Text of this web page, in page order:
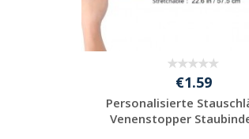
€1.59
Personalisierte
Venenstopper